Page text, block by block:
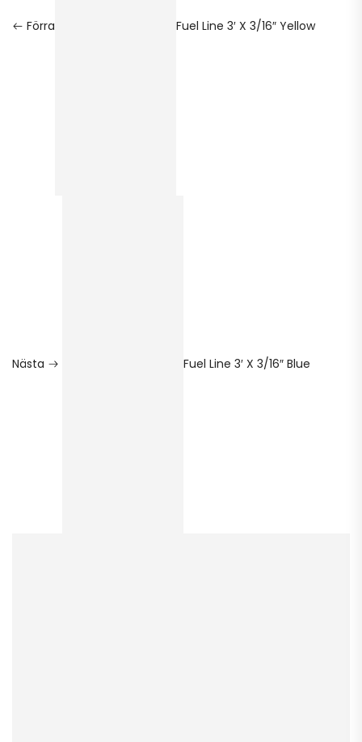
Förra Fuel Line 3′ X 3/16″ Yellow
Nästa Fuel Line 3′ X 3/16″ Blue